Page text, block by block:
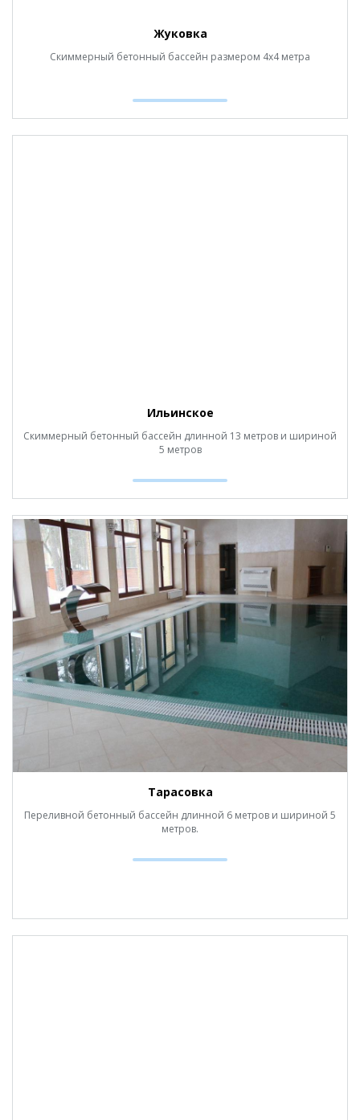
Жуковка
Скиммерный бетонный бассейн размером 4х4 метра
Ильинское
Скиммерный бетонный бассейн длинной 13 метров и шириной
5 метров
Тарасовка
Переливной бетонный бассейн длинной 6 метров и шириной 5
метров.